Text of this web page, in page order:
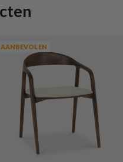
AANBEVOLEN